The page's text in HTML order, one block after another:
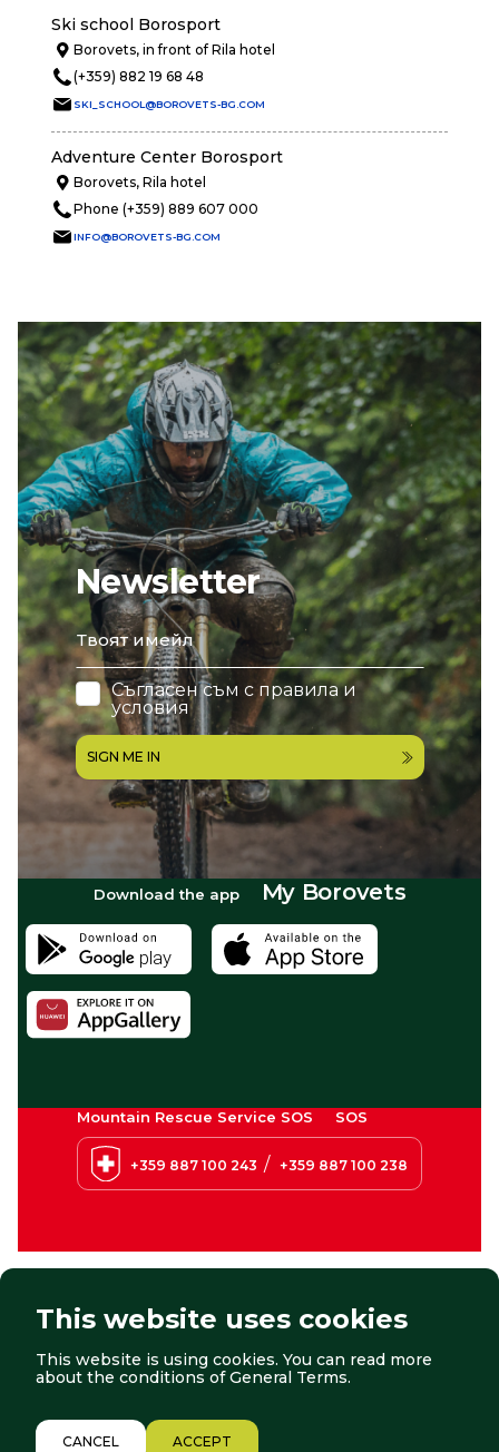
Newsletter
email
Съгласен съм с правила и
условия
SIGN ME IN
Ski school Borosport
Borovets, in front of Rila hotel
(+359) 882 19 68 48
SKI_SCHOOL@BOROVETS-BG.COM
Adventure Center Borosport
Borovets, Rila hotel
Phone (+359) 889 607 000
INFO@BOROVETS-BG.COM
Download the app My Borovets
Mountain Rescue Service SOS SOS
+359 887 100 243 / +359 887 100 238
© 2026 Borovets. All right reserved. Website by:StudioX
2/12
This website uses cookies
This website is using cookies. You can read more
about the conditions ofGeneral Terms.
CANCEL ACCEPT